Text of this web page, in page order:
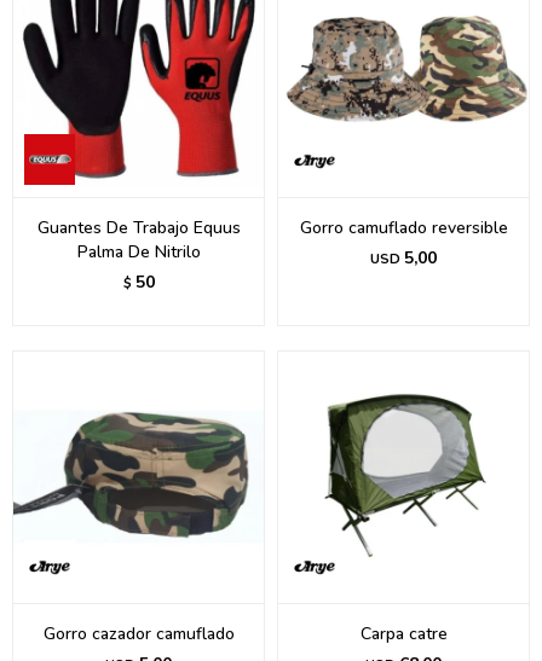
Guantes De Trabajo Equus
Palma De Nitrilo
$ 50
Gorro camuflado reversible
USD 5,00
Gorro cazador camuflado Carpa catre